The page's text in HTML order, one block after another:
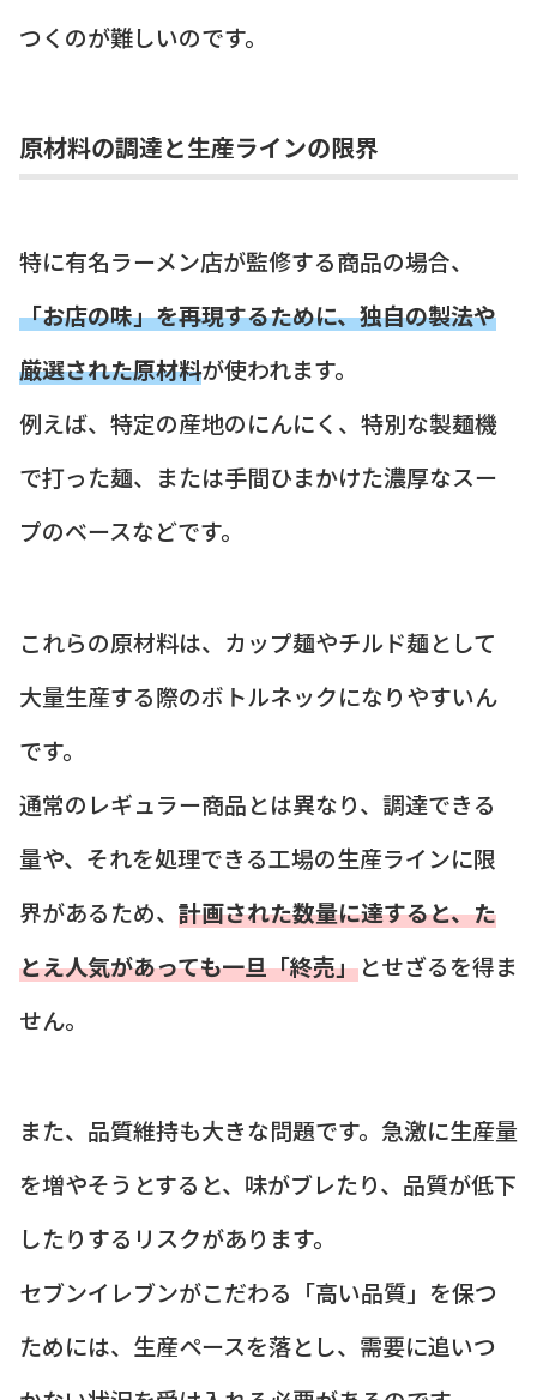
つくのが難しいのです。
原材料の調達と生産ラインの限界
特に有名ラーメン店が監修する商品の場合、
「お店の味」を再現するために、独自の製法や
厳選された原材料が使われます。
例えば、特定の産地のにんにく、特別な製麺機
で打った麺、または手間ひまかけた濃厚なスー
プのベースなどです。
これらの原材料は、カップ麺やチルド麺として
大量生産する際のボトルネックになりやすいん
です。
通常のレギュラー商品とは異なり、調達できる
量や、それを処理できる工場の生産ラインに限
界があるため、 計画された数量に達すると、た
とえ人気があっても一旦「終売」とせざるを得ま
せん。
また、品質維持も大きな問題です。急激に生産量
を増やそうとすると、味がブレたり、品質が低下
したりするリスクがあります。
セブンイレブンがこだわる「高い品質」を保つ
ためには、生産ペースを落とし、需要に追いつ